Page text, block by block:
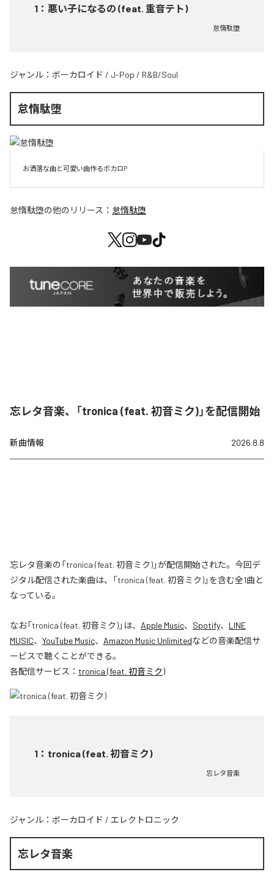
1 ： 悪い子になるの (feat. 重音テト)
怠惰駄堕
ジャンル： ボーカロイド / J-Pop / R&B/Soul
怠惰駄堕
お洒落な曲と可愛い曲作るボカロP
怠惰駄堕の他のリリース： 怠惰駄堕
忘レタ音楽、「tronica (feat. 初音ミク)」を配信開始
新曲情報 2026.8.8
忘レタ音楽の「tronica (feat. 初音ミク)」が配信開始された。今回デ
ジタル配信された楽曲は、「tronica (feat. 初音ミク)」を含む全1曲と
なっている。
なお「tronica (feat. 初音ミク)」は、 Apple Music、 Spotify、 LINE
MUSIC、 YouTube Music、 Amazon Music Unlimitedなどの音楽配信サ
ービスで聴くことができる。
各配信サービス： tronica (feat. 初音ミク)
1 ： tronica (feat. 初音ミク)
忘レタ音楽
ジャンル： ボーカロイド / エレクトロニック
忘レタ音楽